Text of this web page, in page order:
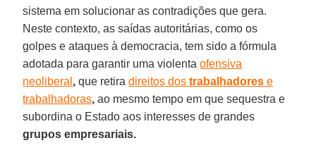
sistema em solucionar as contradições que gera.
Neste contexto, as saídas autoritárias, como os
golpes e ataques à democracia, tem sido a fórmula
adotada para garantir uma violentaofensiva
neoliberal , que retiradireitos dos trabalhadores e
trabalhadoras, ao mesmo tempo em que sequestra e
subordina o Estado aos interesses de grandes
grupos empresariais.